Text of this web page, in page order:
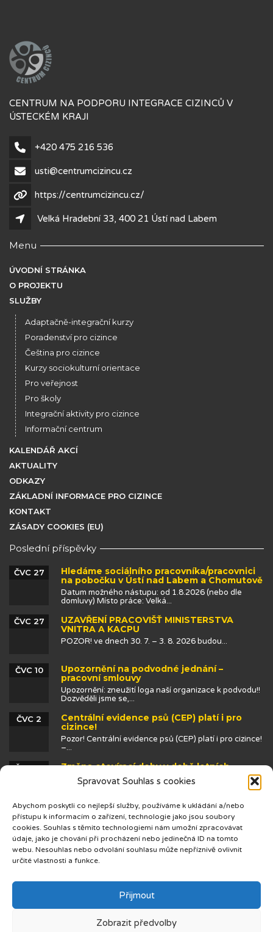
Spravovat Souhlas s cookies
Abychom poskytli co nejlepší služby, používáme k ukládání a/nebo
přístupu k informacím o zařízení, technologie jako jsou soubory
cookies. Souhlas s těmito technologiemi nám umožní zpracovávat
údaje, jako je chování při procházení nebo jedinečná ID na tomto
webu. Nesouhlas nebo odvolání souhlasu může nepříznivě ovlivnit
určité vlastnosti a funkce.
Přijmout
Zobrazit předvolby
CENTRUM NA PODPORU INTEGRACE CIZINCŮ V
ÚSTECKÉM KRAJI
+420 475 216 536
usti@centrumcizincu.cz
https://centrumcizincu.cz/
Velká Hradební 33, 400 21 Ústí nad Labem
Menu
ÚVODNÍ STRÁNKA
O PROJEKTU
SLUŽBY
Adaptačně-integrační kurzy
Poradenství pro cizince
Čeština pro cizince
Kurzy sociokulturní orientace
Pro veřejnost
Pro školy
Integrační aktivity pro cizince
Informační centrum
KALENDÁŘ AKCÍ
AKTUALITY
ODKAZY
ZÁKLADNÍ INFORMACE PRO CIZINCE
KONTAKT
ZÁSADY COOKIES (EU)
Poslední příspěvky
Hledáme sociálního pracovníka/pracovnici
na pobočku v Ústí nad Labem a Chomutově
ČVC 27
Datum možného nástupu: od 1.8.2026 (nebo dle
domluvy) Místo práce: Velká...
UZAVŘENÍ PRACOVIŠŤ MINISTERSTVA
VNITRA A KACPU
ČVC 27
POZOR! ve dnech 30. 7. – 3. 8. 2026 budou...
Upozornění na podvodné jednání –
pracovní smlouvy
ČVC 10
Upozornění: zneužití loga naší organizace k podvodu!!
Dozvěděli jsme se,...
Centrální evidence psů (CEP) platí i pro
cizince!
ČVC 2
Pozor! Centrální evidence psů (CEP) platí i pro cizince!
–...
Změna otevírací doby v době letních
prázdnin
ČVN 25